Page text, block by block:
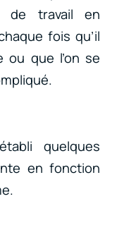
de travail en
fois qu’il
que l’on se
quelques
en fonction